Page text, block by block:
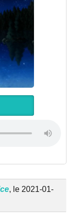
, le 2021-01-